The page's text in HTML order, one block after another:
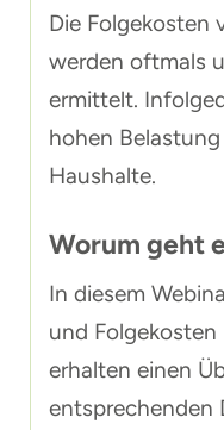
Die Folgekosten
werden oftmals
ermittelt.
hohen
Haushalte.
Worum geht
In diesem
und
erhalten einen
entsprechenden